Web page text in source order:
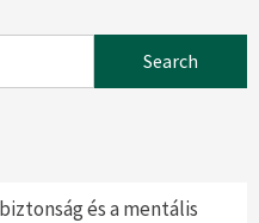
és a mentális